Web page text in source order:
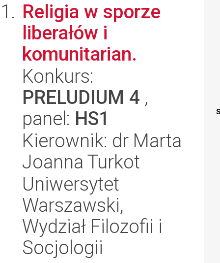
Religia w sporze
liberałów i
komunitarian.
Konkurs:
PRELUDIUM 4 ,
panel: HS1
Kierownik: dr Marta
Joanna Turkot
Uniwersytet
Warszawski,
Wydział Filozofii i
Socjologii